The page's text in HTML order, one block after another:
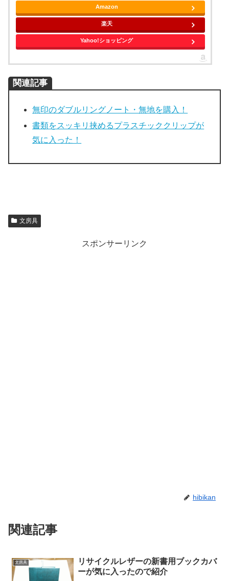
Amazon
楽天
Yahoo!ショッピング
関連記事
無印のダブルリングノート・無地を購入！
書類をスッキリ挟めるプラスチッククリップが
気に入った！
文房具
スポンサーリンク
hibikan
関連記事
文房具
リサイクルレザーの新書用ブックカバ
ーが気に入ったので紹介